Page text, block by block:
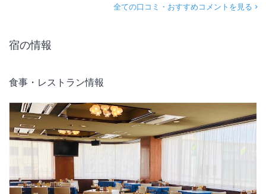
全ての口コミ・おすすめコメントを見る
宿の情報
食事・レストラン情報